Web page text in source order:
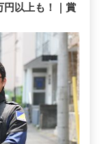
円以上も！｜賞